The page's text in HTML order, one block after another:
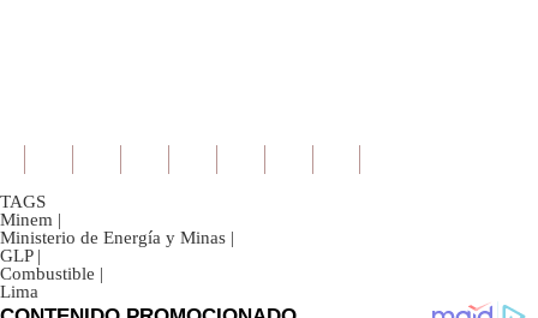
TAGS
Minem |
Ministerio de Energía y Minas |
GLP |
Combustible |
Lima